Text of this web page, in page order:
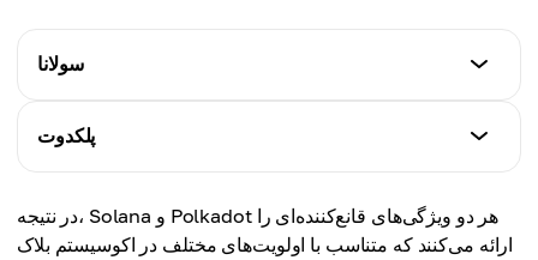
سولانا
سرعت تراکنش
کارمزد
معمولاً کمتر از 0.01 دلار
پلکدوت
حدود 1000 TPS
در نتیجه، Solana و Polkadot هر دو ویژگی‌های قانع‌کننده‌ای را
ارائه می‌کنند که متناسب با اولویت‌های مختلف در اکوسیستم بلاک